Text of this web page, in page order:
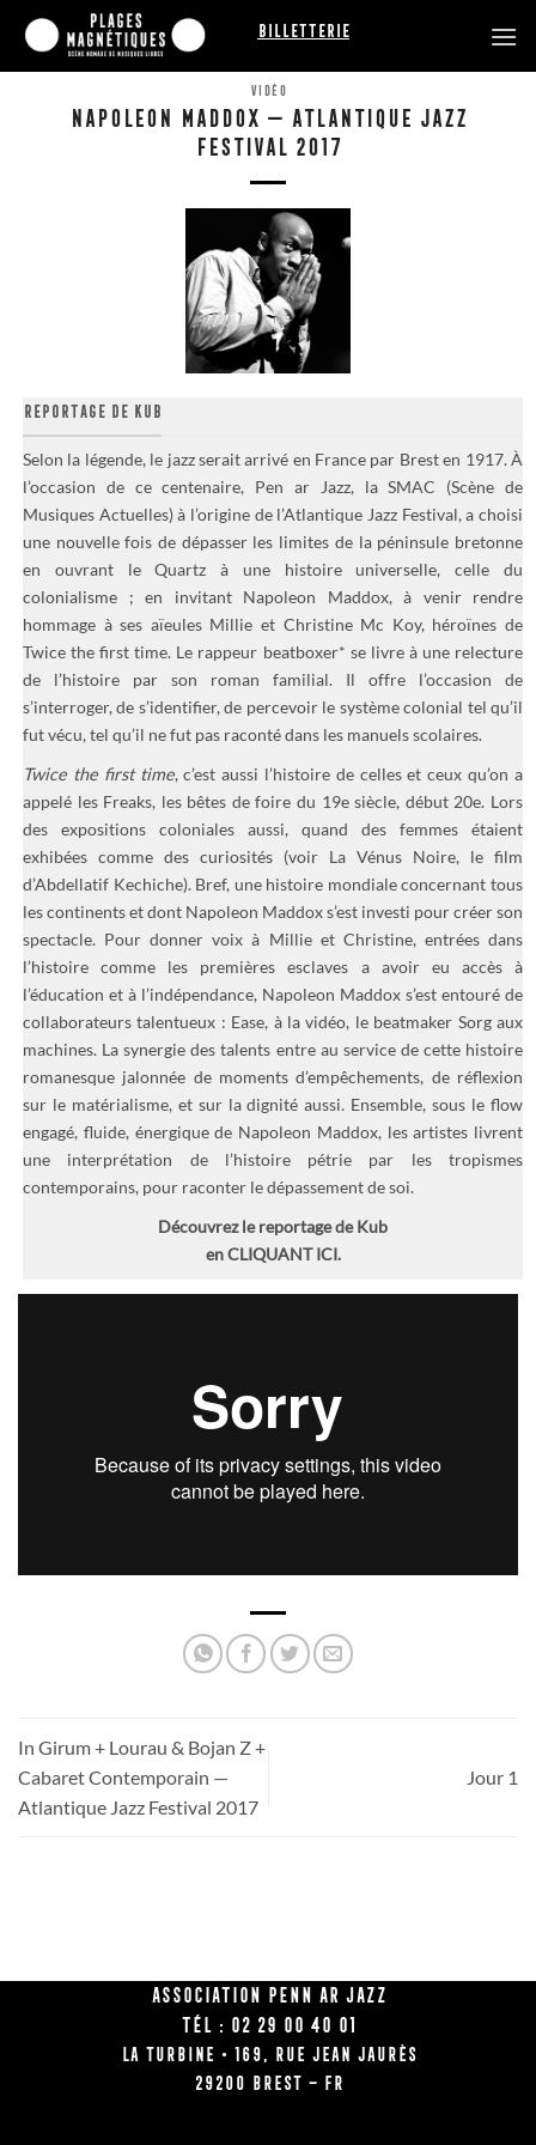
Passer
contenu
Billetterie
VIDÉO
NAPOLEON MADDOX — ATLANTIQUE JAZZ
FESTIVAL 2017
REPORTAGE DE KUB
Selon la légende, le jazz serait arrivé en France par Brest en 1917. À
l’occasion de ce centenaire, Pen ar Jazz, la SMAC (Scène de
Musiques Actuelles) à l’origine de l’Atlantique Jazz Festival, a choisi
une nouvelle fois de dépasser les limites de la péninsule bretonne
en ouvrant le Quartz à une histoire universelle, celle du
colonialisme ; en invitant Napoleon Maddox, à venir rendre
hommage à ses aïeules Millie et Christine Mc Koy, héroïnes de
Twice the first time. Le rappeur beatboxer* se livre à une relecture
de l’histoire par son roman familial. Il offre l’occasion de
s’interroger, de s’identifier, de percevoir le système colonial tel qu’il
fut vécu, tel qu’il ne fut pas raconté dans les manuels scolaires.
Twice the first time, c’est aussi l’histoire de celles et ceux qu’on a
appelé les Freaks, les bêtes de foire du 19e siècle, début 20e. Lors
des expositions coloniales aussi, quand des femmes étaient
exhibées comme des curiosités (voir La Vénus Noire, le film
d’Abdellatif Kechiche). Bref, une histoire mondiale concernant tous
les continents et dont Napoleon Maddox s’est investi pour créer son
spectacle. Pour donner voix à Millie et Christine, entrées dans
l’histoire comme les premières esclaves a avoir eu accès à
l’éducation et à l’indépendance, Napoleon Maddox s’est entouré de
collaborateurs talentueux : Ease, à la vidéo, le beatmaker Sorg aux
machines. La synergie des talents entre au service de cette histoire
romanesque jalonnée de moments d’empêchements, de réflexion
sur le matérialisme, et sur la dignité aussi. Ensemble, sous le flow
engagé, fluide, énergique de Napoleon Maddox, les artistes livrent
une interprétation de l’histoire pétrie par les tropismes
contemporains, pour raconter le dépassement de soi.
Découvrez le reportage de Kub
en CLIQUANT ICI.
In Girum + Lourau & Bojan Z +
Cabaret Contemporain —
Atlantique Jazz Festival 2017
Jour 1
Association Penn Ar Jazz
Tél : 02 29 00 40 01
La Turbine • 169, rue Jean Jaurès
29200 BREST – FR